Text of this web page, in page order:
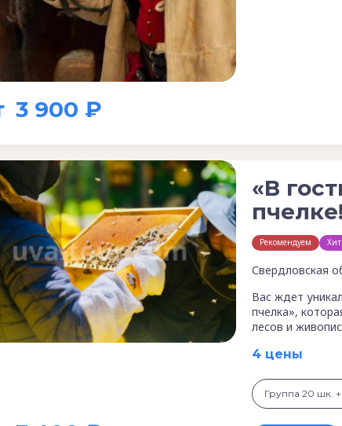
3 900 ₽
«В
Рекомендуем
Свердловская
Вас ждет
пчелка»,
лесов и
4 цены
Группа 20 шк.